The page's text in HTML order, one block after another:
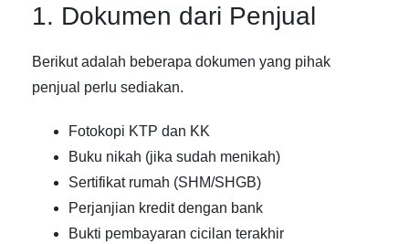
1. Dokumen dari Penjual
Berikut adalah beberapa dokumen yang pihak
penjual perlu sediakan.
Fotokopi KTP dan KK
Buku nikah (jika sudah menikah)
Sertifikat rumah (SHM/SHGB)
Perjanjian kredit dengan bank
Bukti pembayaran cicilan terakhir